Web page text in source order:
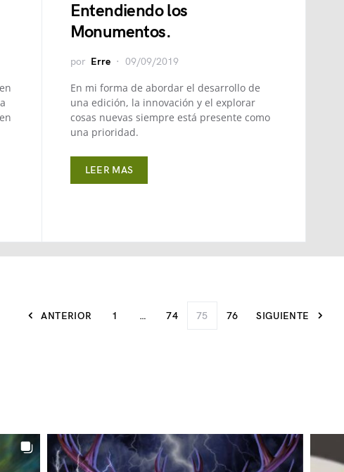
Entendiendo los
Monumentos.
por Erre 09/09/2019
En mi forma de abordar el desarrollo de
una edición, la innovación y el explorar
cosas nuevas siempre está presente como
una prioridad.
LEER MAS
ANTERIOR 1 … 74 75 76 SIGUIENTE